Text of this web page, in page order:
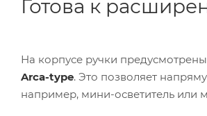
Готова к
На корпусе ручки
Arca-type. Это позволяет
например, мини-осветитель или